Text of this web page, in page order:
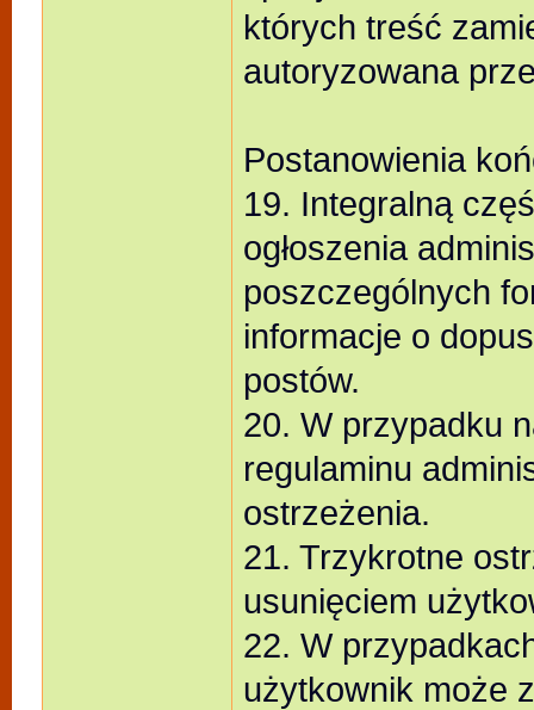
których treść
autoryzowana
Postanowienia
19. Integralną
ogłoszenia
poszczególnych
informacje o
postów.
20. W przypadku
regulaminu
ostrzeżenia.
21. Trzykrotne
usunięciem
22. W
użytkownik może